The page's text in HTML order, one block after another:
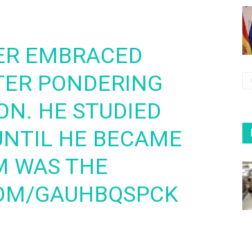
EMBRACED
PONDERING
HE STUDIED
HE BECAME
WAS THE
GAUHBQSPCK